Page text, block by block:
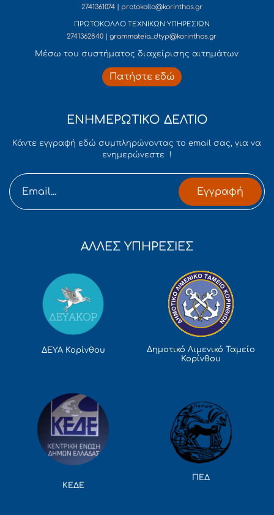
2741361074 | protokollo@korinthos.gr
ΠΡΩΤΟΚΟΛΛΟ ΤΕΧΝΙΚΩΝ ΥΠΗΡΕΣΙΩΝ
2741362840 | grammateia_dtyp@korinthos.gr
Mέσω του συστήματος διαχείρισης αιτημάτων
Πατήστε εδώ
ΕΝΗΜΕΡΩΤΙΚΟ ΔΕΛΤΙΟ
Κάντε εγγραφή εδώ συμπληρώνοντας το email σας, για να
ενημερώνεστε !
Εγγραφή
ΑΛΛΕΣ ΥΠΗΡΕΣΙΕΣ
ΔΕΥΑ Κορίνθου
Δημοτικό Λιμενικό Ταμείο
Κορίνθου
ΚΕΔΕ
ΠΕΔ